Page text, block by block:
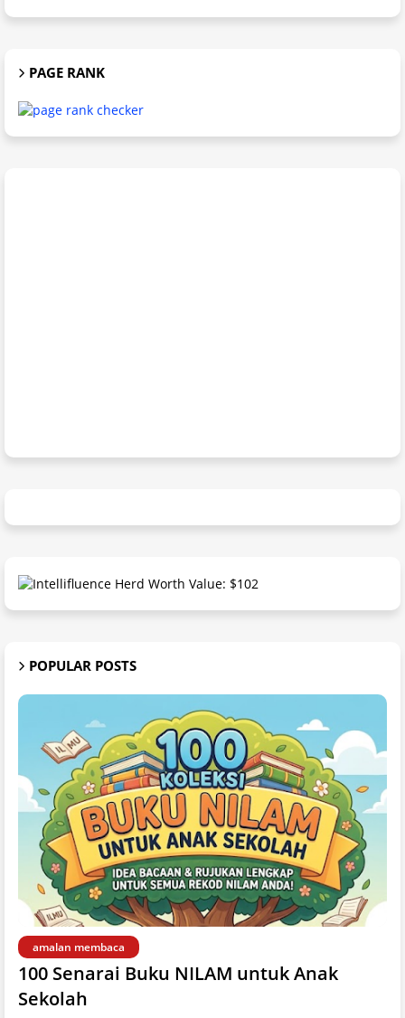
PAGE RANK
POPULAR POSTS
amalan membaca
100 Senarai Buku NILAM untuk Anak
Sekolah